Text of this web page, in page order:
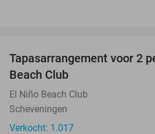
Tapasarrangement voor 2
Beach Club
El Niño Beach Club
Scheveningen
Verkocht: 1.017